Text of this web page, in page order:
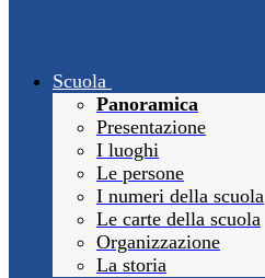
Scuola
Panoramica
Presentazione
I luoghi
Le persone
I numeri della scuola
Le carte della scuola
Organizzazione
La storia